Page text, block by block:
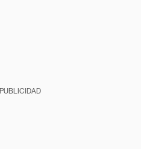
PUBLICIDAD